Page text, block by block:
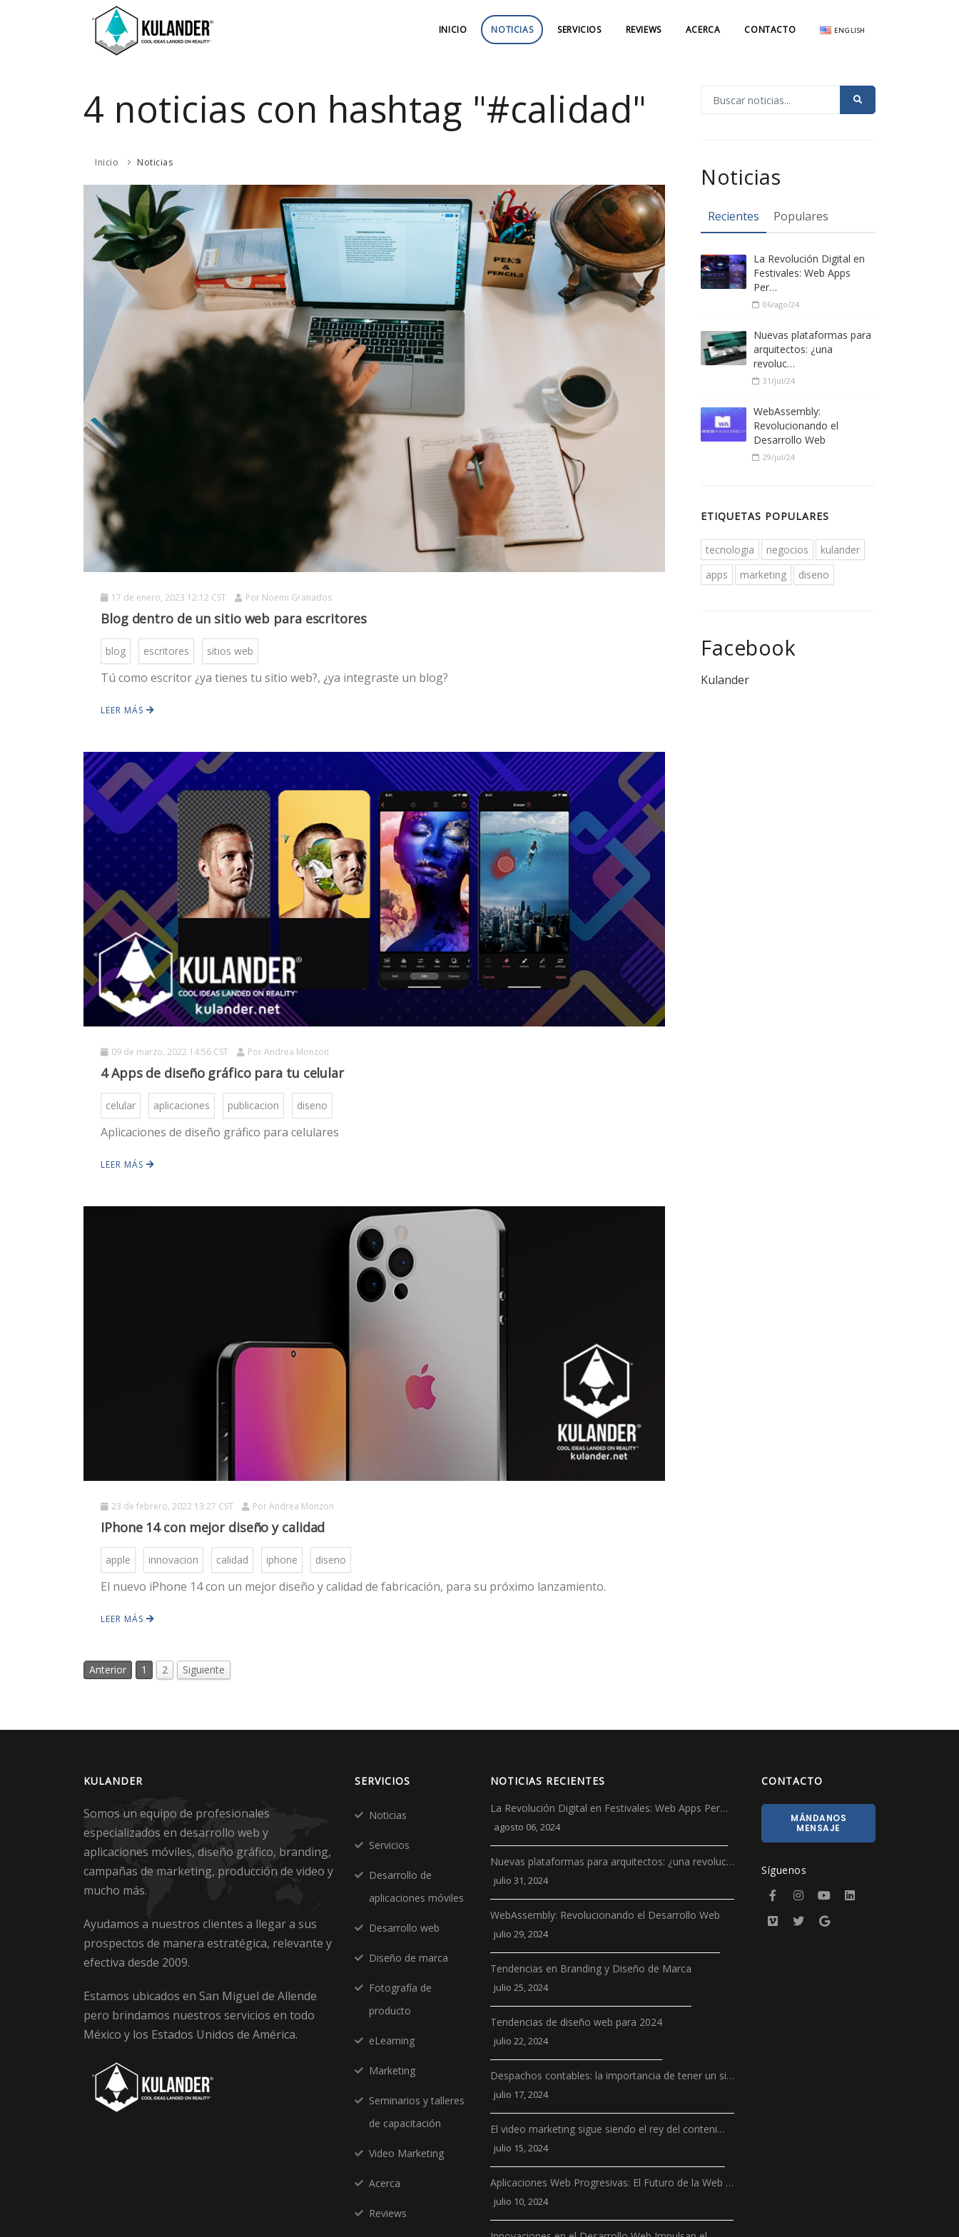
INICIO NOTICIAS SERVICIOS REVIEWS ACERCA CONTACTO ENGLISH
4 noticias con hashtag "#calidad"
Inicio Noticias
17 de enero, 2023 12:12 CST Por Noemi Granados
Blog dentro de un sitio web para escritores
blog escritores sitios web
Tú como escritor ¿ya tienes tu sitio web?, ¿ya integraste un blog?
LEER MÁS
09 de marzo, 2022 14:56 CST PorAndrea Monzon
4 Apps de diseño gráfico para tu celular
celular aplicaciones publicacion diseno
Aplicaciones de diseño gráfico para celulares
LEER MÁS
23 de febrero, 2022 13:27 CST PorAndrea Monzon
IPhone 14 con mejor diseño y calidad
apple innovacion calidad iphone diseno
El nuevo iPhone 14 con un mejor diseño y calidad de fabricación, para su próximo lanzamiento.
LEER MÁS
Anterior 1 2 Siguiente
Noticias
Recientes Populares
La Revolución Digital en
Festivales: Web Apps
Per…
06/ago/24
Nuevas plataformas para
arquitectos: ¿una
revoluc…
31/jul/24
WebAssembly:
Revolucionando el
Desarrollo Web
29/jul/24
ETIQUETAS POPULARES
tecnologia negocios
kulander
apps
marketing diseno
Facebook
Kulander
KULANDER
Somos un equipo de profesionales
especializados en desarrollo web y
aplicaciones móviles, diseño gráfico, branding,
campañas de marketing, producción de video y
mucho más.
Ayudamos a nuestros clientes a llegar a sus
prospectos de manera estratégica, relevante y
efectiva desde 2009.
Estamos ubicados en San Miguel de Allende
pero brindamos nuestros servicios en todo
México y los Estados Unidos de América.
SERVICIOS
Noticias
Servicios
Desarrollo de
aplicaciones móviles
Desarrollo web
Diseño de marca
Fotografía de
producto
eLearning
Marketing
Seminarios y talleres
de capacitación
Video Marketing
Acerca
Reviews
NOTICIAS RECIENTES
La Revolución Digital en Festivales: Web Apps Per…
agosto 06, 2024
Nuevas plataformas para arquitectos: ¿una revoluc…
julio 31, 2024
WebAssembly: Revolucionando el Desarrollo Web
julio 29, 2024
Tendencias en Branding y Diseño de Marca
julio 25, 2024
Tendencias de diseño web para 2024
julio 22, 2024
Despachos contables: la importancia de tener un si…
julio 17, 2024
El video marketing sigue siendo el rey del conteni…
julio 15, 2024
Aplicaciones Web Progresivas: El Futuro de la Web …
julio 10, 2024
CONTACTO
MÁNDANOS
MENSAJE
Síguenos